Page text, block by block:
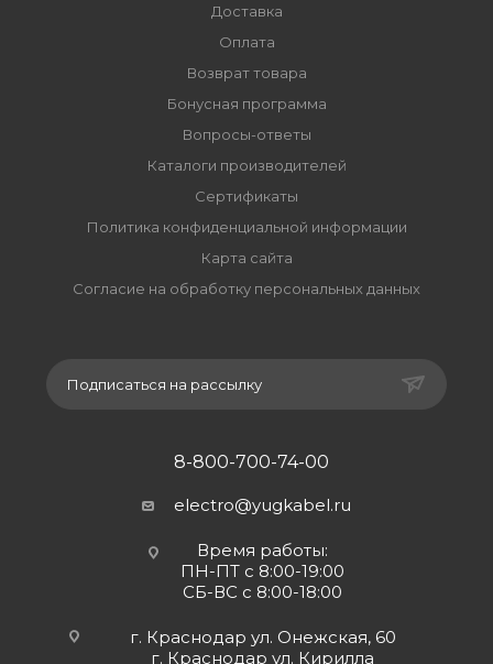
Доставка
Оплата
Возврат товара
Бонусная программа
Вопросы-ответы
Каталоги производителей
Сертификаты
Политика конфиденциальной информации
Карта сайта
Согласие на обработку персональных данных
Подписаться на рассылку
8-800-700-74-00
electro@yugkabel.ru
Время работы:
ПН-ПТ с 8:00-19:00
СБ-ВС с 8:00-18:00
г. Краснодар ул. Онежская, 60
г. Краснодар ул. Кирилла